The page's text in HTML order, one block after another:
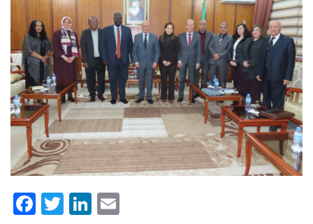
Facebook
TwitterLinkedIn